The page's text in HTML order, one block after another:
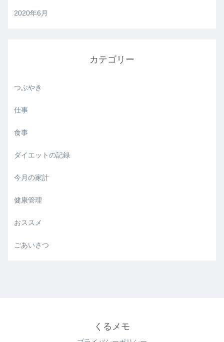
2020年6月
カテゴリー
つぶやき
仕事
食事
ダイエットの記録
今月の家計
健康管理
おススメ
ごあいさつ
くるメモ